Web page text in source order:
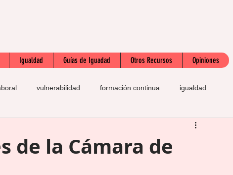
Igualdad Guías de Iguadad Otros Recursos Opiniones
vulnerabilidad formación continua igualdad
de la Cámara de